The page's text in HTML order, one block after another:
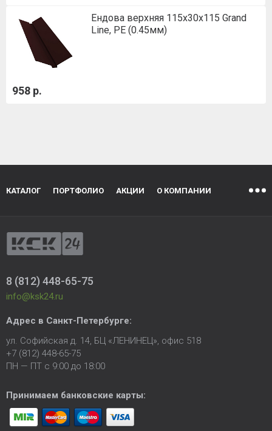
Ендова верхняя 115х30х115 Grand
Line, PE (0.45мм)
958 р.
КАТАЛОГ ПОРТФОЛИО АКЦИИ О КОМПАНИИ
8 (812) 448-65-75
info@ksk24.ru
Адрес в Санкт-Петербурге:
ул. Софийская д. 14, БЦ «ЛЕНИНЕЦ», офис 518
+7 (812) 448-65-75
ПН — ПТ с 9:00 до 18:00
Принимаем банковские карты: